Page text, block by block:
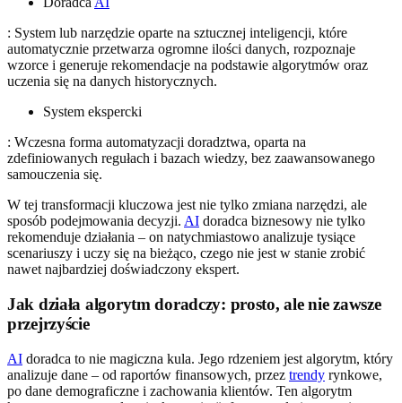
: System lub narzędzie oparte na sztucznej inteligencji, które
automatycznie przetwarza ogromne ilości danych, rozpoznaje
wzorce i generuje rekomendacje na podstawie algorytmów oraz
uczenia się na danych historycznych.
System ekspercki
: Wczesna forma automatyzacji doradztwa, oparta na
zdefiniowanych regułach i bazach wiedzy, bez zaawansowanego
samouczenia się.
W tej transformacji kluczowa jest nie tylko zmiana narzędzi, ale
sposób podejmowania decyzji. AI doradca biznesowy nie tylko
rekomenduje działania – on natychmiastowo analizuje tysiące
scenariuszy i uczy się na bieżąco, czego nie jest w stanie zrobić
nawet najbardziej doświadczony ekspert.
Jak działa algorytm doradczy: prosto, ale nie zawsze
przejrzyście
AI doradca to nie magiczna kula. Jego rdzeniem jest algorytm, który
analizuje dane – od raportów finansowych, przez trendy rynkowe,
po dane demograficzne i zachowania klientów. Ten algorytm